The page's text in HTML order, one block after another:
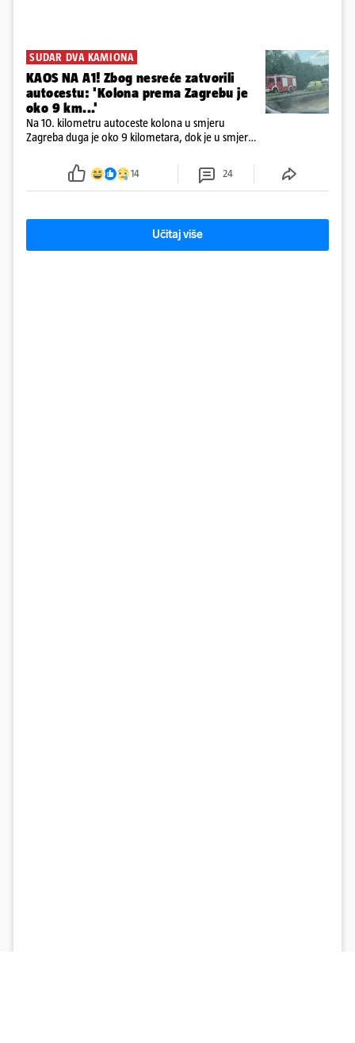
SUDAR DVA KAMIONA
KAOS NA A1! Zbog nesreće zatvorili
autocestu: 'Kolona prema Zagrebu je
oko 9 km...'
Na 10. kilometru autoceste kolona u smjeru
Zagreba duga je oko 9 kilometara, dok je u smjeru
14 24
Učitaj više